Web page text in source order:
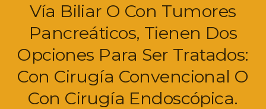
Vía Biliar O Con Tumores
Pancreáticos, Tienen Dos
Opciones Para Ser Tratados:
Con Cirugía Convencional O
Con Cirugía Endoscópica.